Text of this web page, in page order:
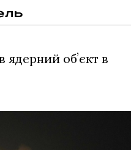
ядерний обʼєкт в